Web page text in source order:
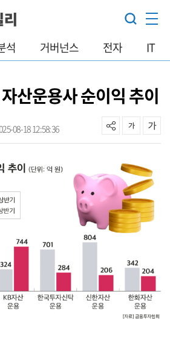
석 거버넌스 전자 IT
산운용사 순이익 추이
08-18 12:58:36